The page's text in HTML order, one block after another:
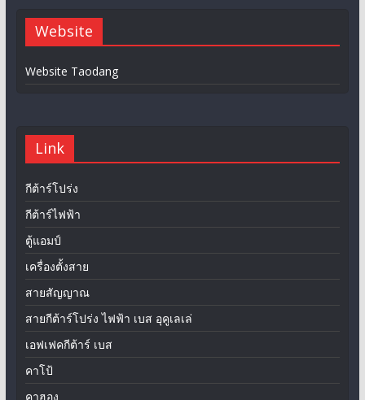
Website
Website Taodang
Link
กีต้าร์โปร่ง
กีต้าร์ไฟฟ้า
ตู้แอมป์
เครื่องตั้งสาย
สายสัญญาณ
สายกีต้าร์โปร่ง ไฟฟ้า เบส อุคูเลเล่
เอฟเฟคกีต้าร์ เบส
คาโป้
คาฮอง